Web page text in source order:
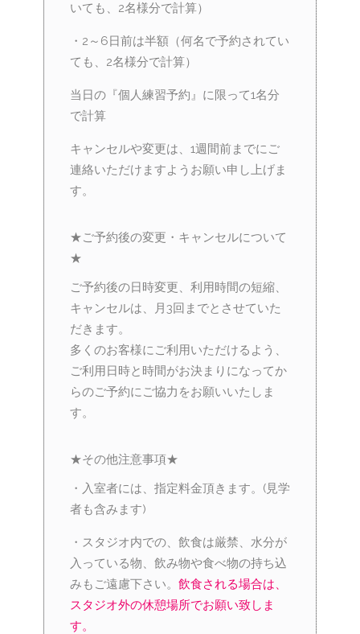
いても、2名様分で計算）
・2～6日前は半額（何名で予約されてい
ても、2名様分で計算）
当日の『個人練習予約』に限って1名分
で計算
キャンセルや変更は、1週間前までにご
連絡いただけますようお願い申し上げま
す。
★ご予約後の変更・キャンセルについて
★
ご予約後の日時変更、利用時間の短縮、
キャンセルは、月3回までとさせていた
だきます。
多くのお客様にご利用いただけるよう、
ご利用日時と時間がお決まりになってか
らのご予約にご協力をお願いいたしま
す。
★その他注意事項★
・入室者には、指定料金頂きます。(見学
者も含みます)
・スタジオ内での、飲食は厳禁、水分が
入っている物、飲み物や食べ物の持ち込
みもご遠慮下さい。 飲食される場合は、
スタジオ外の休憩場所でお願い致しま
す。